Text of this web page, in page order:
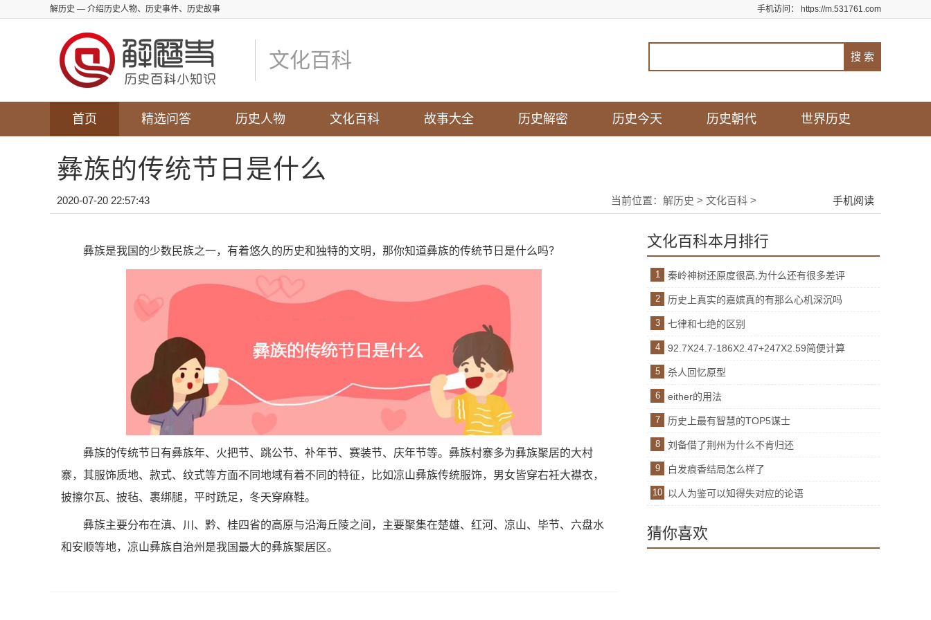
解历史 — 介绍历史人物、历史事件、历史故事 手机访问： https://m.531761.com
文化百科
首页 精选问答 历史人物 文化百科 故事大全 历史解密 历史今天 历史朝代 世界历史
彝族的传统节日是什么
2020-07-20 22:57:43 当前位置： 解历史 > 文化百科 > 手机阅读
彝族是我国的少数民族之一，有着悠久的历史和独特的文明，那你知道彝族的传统节日是什么吗？
彝族的传统节日有彝族年、火把节、跳公节、补年节、赛装节、庆年节等。彝族村寨多为彝族聚居的大村
寨，其服饰质地、款式、纹式等方面不同地域有着不同的特征，比如凉山彝族传统服饰，男女皆穿右衽大襟衣，
披擦尔瓦、披毡、裹绑腿，平时跣足，冬天穿麻鞋。
彝族主要分布在滇、川、黔、桂四省的高原与沿海丘陵之间，主要聚集在楚雄、红河、凉山、毕节、六盘水
和安顺等地，凉山彝族自治州是我国最大的彝族聚居区。
文化百科本月排行
1 秦岭神树还原度很高,为什么还有很多差评
2 历史上真实的嘉嫔真的有那么心机深沉吗
3 七律和七绝的区别
4 92.7X24.7-186X2.47+247X2.59简便计算
5 杀人回忆原型
6 either的用法
7 历史上最有智慧的TOP5谋士
8 刘备借了荆州为什么不肯归还
9 白发痕香结局怎么样了
10 以人为鉴可以知得失对应的论语
猜你喜欢